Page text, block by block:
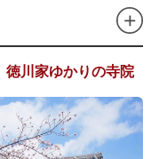
徳川家ゆかりの寺院